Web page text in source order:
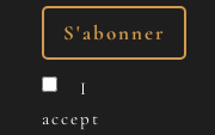
I
accept